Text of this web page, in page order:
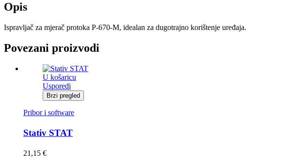
Opis
Ispravljač za mjerač protoka P-670-M, idealan za dugotrajno korištenje uređaja.
Povezani proizvodi
U košaricu
Usporedi
Brzi pregled
Pribor i software
Stativ STAT
21,15 €